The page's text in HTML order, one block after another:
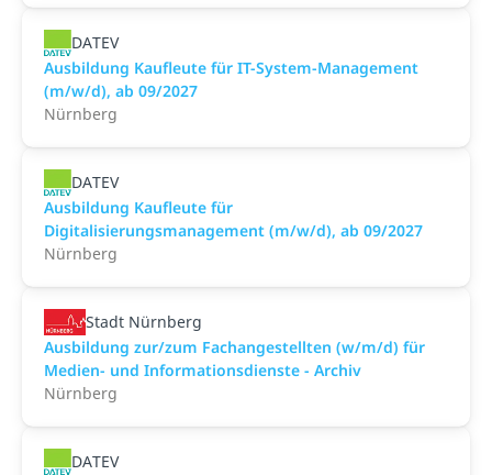
DATEV
Ausbildung Kaufleute für IT-System-Management
(m/w/d), ab 09/2027
Nürnberg
DATEV
Ausbildung Kaufleute für
Digitalisierungsmanagement (m/w/d), ab 09/2027
Nürnberg
Stadt Nürnberg
Ausbildung zur/zum Fachangestellten (w/m/d) für
Medien- und Informationsdienste - Archiv
Nürnberg
DATEV